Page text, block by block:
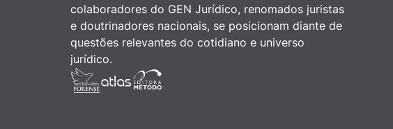
colaboradores do GEN Jurídico, renomados juristas
e doutrinadores nacionais, se posicionam diante de
questões relevantes do cotidiano e universo
jurídico.